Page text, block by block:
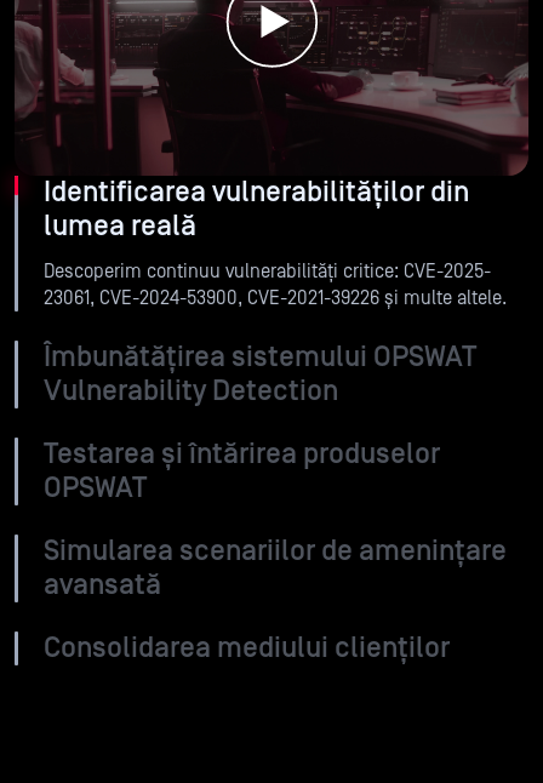
Identificarea vulnerabilităților din
lumea reală
Descoperim continuu vulnerabilități critice: CVE-2025-
23061, CVE-2024-53900, CVE-2021-39226 și multe altele.
Îmbunătățirea sistemului OPSWAT
Vulnerability Detection
Testarea și întărirea produselor
OPSWAT
Simularea scenariilor de amenințare
avansată
Consolidarea mediului clienților